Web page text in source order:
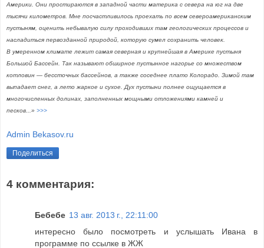
Америки. Они простираются в западной части материка с севера на юг на две
тысячи километров. Мне посчастливилось проехать по всем североамериканским
пустыням, оценить небывалую силу проходивших там геологических процессов и
насладиться первозданной природой, которую сумел сохранить человек.
В умеренном климате лежит самая северная и крупнейшая в Америке пустыня
Большой Бассейн. Так называют обширное пустынное нагорье со множеством
котловин — беccточных бассейнов, а также соседнее плато Колорадо. Зимой там
выпадает снег, а лето жаркое и сухое. Дух пустыни полнее ощущается в
многочисленных долинах, заполненных мощными отложениями камней и
песков...» >>>
Admin Bekasov.ru
Поделиться
4 комментария:
Бебебе 13 авг. 2013 г., 22:11:00
интересно было посмотреть и услышать Ивана в
программе по ссылке в ЖЖ